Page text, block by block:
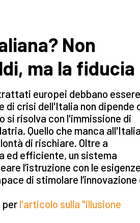
Non
ma la fiducia
europei debbano essere
di crisi dell'Italia non dipende
si risolva con l'immissione di
Quello che manca
di rischiare. Oltre a
ed efficiente, un sistema
l’istruzione con le
di stimolare l’innovazione
per l'articolo sulla "illusione